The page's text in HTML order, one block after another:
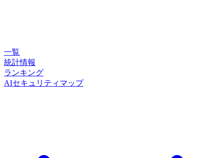
一覧
統計情報
ランキング
AIセキュリティマップ